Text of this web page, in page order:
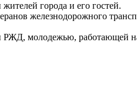
города и его гостей.
железнодорожного
РЖД, молодежью, работающей